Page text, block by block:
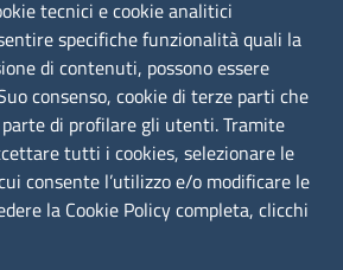
Viale Umberto I, 80 - 04100 (LT)
Via Alcide De Gasperi, 1 - 03100 (FR)
il pubblico
tecnici e cookie analitici
specifiche funzionalità quali la
di contenuti, possono essere
consenso, cookie di terze parti che
di profilare gli utenti. Tramite
tutti i cookies, selezionare le
consente l’utilizzo e/o modificare le
la Cookie Policy completa, clicchi